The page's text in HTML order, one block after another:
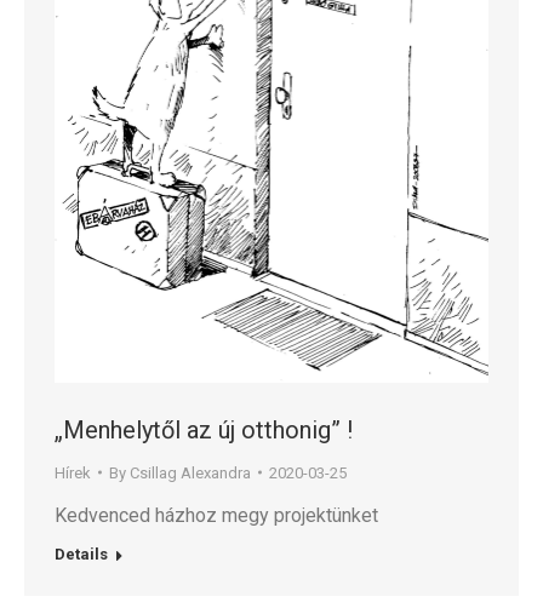
„Menhelytől az új otthonig” !
Hírek By Csillag Alexandra 2020-03-25
Kedvenced házhoz megy projektünket
Details